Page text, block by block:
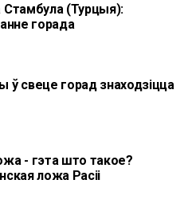
Стамбула (Турцыя):
горада
ў свеце горад знаходзіцца
- гэта што такое?
ложа Расіі